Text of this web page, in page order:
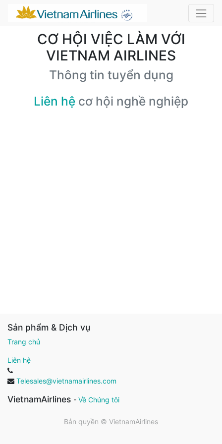
CƠ HỘI VIỆC LÀM VỚI
VIETNAM AIRLINES
Thông tin tuyển dụng
Liên hệ cơ hội nghề nghiệp
Sản phẩm & Dịch vụ
Trang chủ
Liên hệ
Telesales@vietnamairlines.com
VietnamAirlines - Về Chúng tôi
Bản quyền © VietnamAirlines